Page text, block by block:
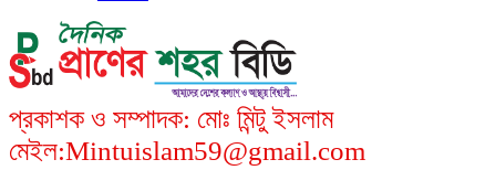
প্রকাশক ও সম্পাদক: মোঃ মিন্টু ইসলাম
মেইল:Mintuislam59@gmail.com